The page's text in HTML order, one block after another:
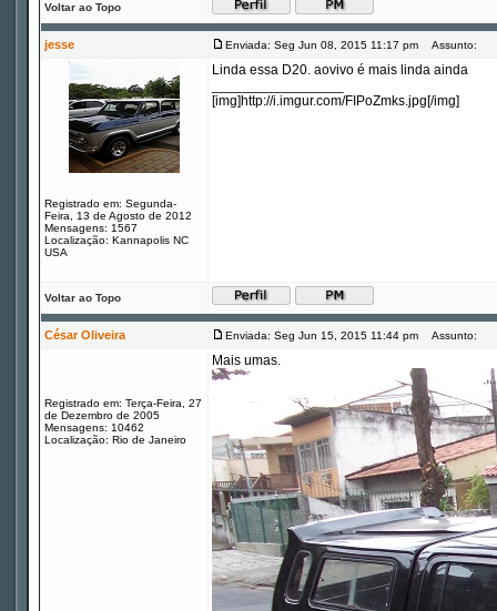
Voltar ao Topo
jesse Enviada: Seg Jun 08, 2015 11:17 pm Assunto:
Registrado em: Segunda-
Feira, 13 de Agosto de 2012
Mensagens: 1567
Localização: Kannapolis NC
USA
Linda essa D20. aovivo é mais linda ainda
[img]http://i.imgur.com/FIPoZmks.jpg[/img]
Voltar ao Topo
César Oliveira Enviada: Seg Jun 15, 2015 11:44 pm Assunto:
Registrado em: Terça-Feira, 27
de Dezembro de 2005
Mensagens: 10462
Localização: Rio de Janeiro
Mais umas.